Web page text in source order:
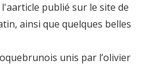
publié sur le site de
ainsi que quelques belles
unis par l’olivier